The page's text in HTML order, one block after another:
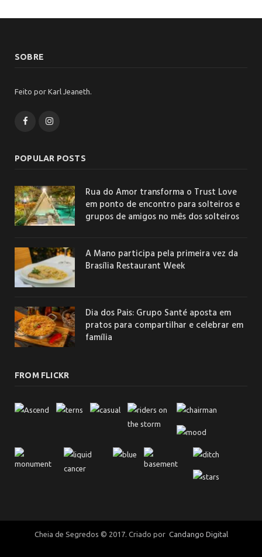
SOBRE
Feito por Karl Jeaneth.
FacebookInstagram
POPULAR POSTS
Rua do Amor transforma o Trust Love
em ponto de encontro para solteiros e
grupos de amigos no mês dos solteiros
A Mano participa pela primeira vez da
Brasília Restaurant Week
Dia dos Pais: Grupo Santé aposta em
pratos para compartilhar e celebrar em
família
FROM FLICKR
Cheia de Segredos © 2017. Criado por Candango Digital